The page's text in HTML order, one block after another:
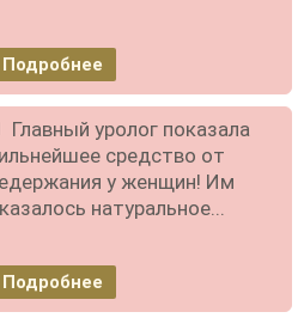
Подробнее
Главный уролог показала
средство от
у женщин! Им
натуральное...
Подробнее